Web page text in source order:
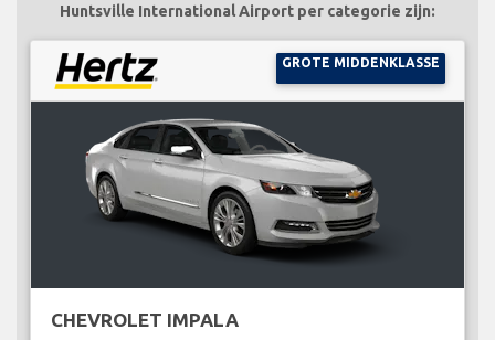
Huntsville International Airport per categorie zijn:
GROTE MIDDENKLASSE
CHEVROLET IMPALA